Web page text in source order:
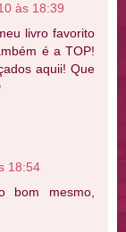
às 18:39
livro favorito
é a TOP!
aquii! Que
18:54
bom mesmo,